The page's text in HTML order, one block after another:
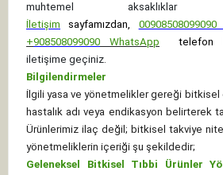
muhtemel
İletişim
sayfamızdan,
+908508099090 WhatsApp telefon
iletişime geçiniz.
Bilgilendirmeler
İlgili yasa ve yönetmelikler gereği bitkisel
hastalık adı veya endikasyon belirterek
Ürünlerimiz ilaç değil; bitkisel takviye
yönetmeliklerin içeriği şu şekildedir;
Geleneksel Bitkisel Tıbbi Ürünler